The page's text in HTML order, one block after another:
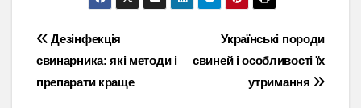
Навігація
записів
Українські породи
свиней і особливості їх
утримання
Дезінфекція
свинарника: які методи і
препарати краще